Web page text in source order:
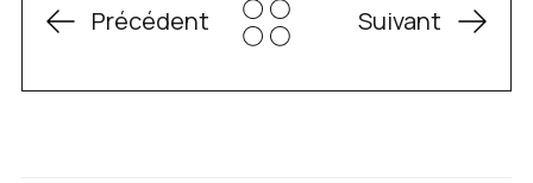
Précédent Suivant